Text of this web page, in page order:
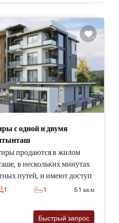
с одной и двумя
продаются в жилом
в нескольких минутах
путей, и имеют доступ
бассейну.
1 1 51 кв.м
Быстрый запрос